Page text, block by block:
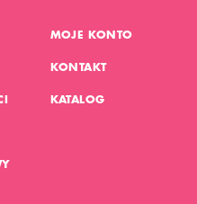
MOJE KONTO
KONTAKT
KATALOG